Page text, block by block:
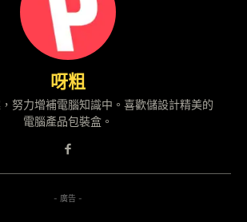
呀粗
努力增補電腦知識中。喜歡儲設計精美的
電腦產品包裝盒。
- 廣告 -